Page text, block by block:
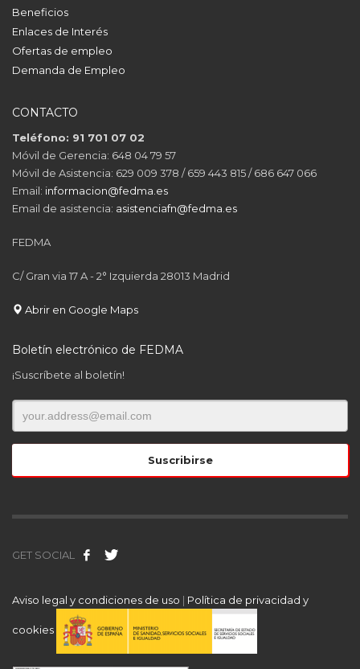
Beneficios
Enlaces de Interés
Ofertas de empleo
Demanda de Empleo
CONTACTO
Teléfono: 91 701 07 02
Móvil de Gerencia: 648 04 79 57
Móvil de Asistencia: 629 009 378 / 659 443 815 / 686 647 066
Email: informacion@fedma.es
Email de asistencia: asistenciafn@fedma.es
FEDMA
C/ Gran via 17 A - 2° Izquierda 28013 Madrid
Abrir en Google Maps
Boletín electrónico de FEDMA
¡Suscríbete al boletín!
GET SOCIAL
Aviso legal y condiciones de uso | Política de privacidad y
cookies